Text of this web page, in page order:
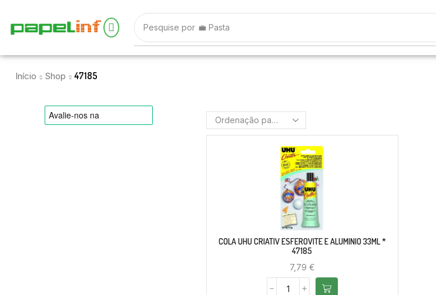
Pesquise por 💼 Pasta
Início Shop 47185
COLA UHU CRIATIV ESFEROVITE E ALUMINIO 33ML *
47185
7,79 €